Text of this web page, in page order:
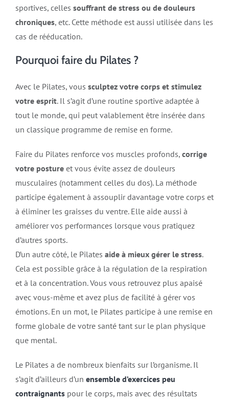
sportives, celles souffrant de stress ou de douleurs
chroniques, etc. Cette méthode est aussi utilisée dans les
cas de rééducation.
Pourquoi faire du Pilates ?
Avec le Pilates, vous sculptez votre corps et stimulez
votre esprit. Il s’agit d’une routine sportive adaptée à
tout le monde, qui peut valablement être insérée dans
un classique programme de remise en forme.
Faire du Pilates renforce vos muscles profonds, corrige
votre posture et vous évite assez de douleurs
musculaires (notamment celles du dos). La méthode
participe également à assouplir davantage votre corps et
à éliminer les graisses du ventre. Elle aide aussi à
améliorer vos performances lorsque vous pratiquez
d’autres sports.
D’un autre côté, le Pilates aide à mieux gérer le stress.
Cela est possible grâce à la régulation de la respiration
et à la concentration. Vous vous retrouvez plus apaisé
avec vous-même et avez plus de facilité à gérer vos
émotions. En un mot, le Pilates participe à une remise en
forme globale de votre santé tant sur le plan physique
que mental.
Le Pilates a de nombreux bienfaits sur l’organisme. Il
s’agit d’ailleurs d’un ensemble d’exercices peu
contraignants pour le corps, mais avec des résultats